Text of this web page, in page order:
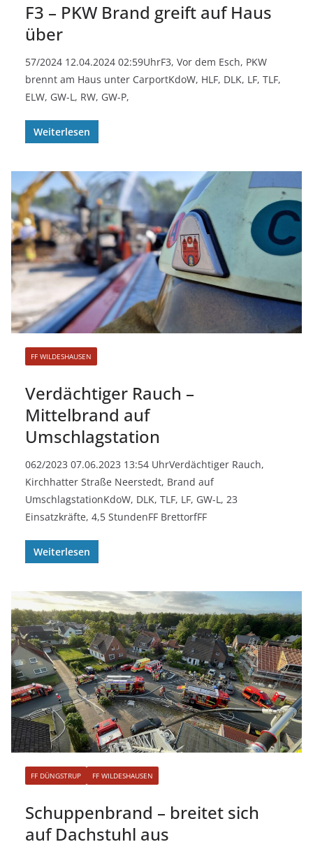
F3 – PKW Brand greift auf Haus
über
57/2024 12.04.2024 02:59UhrF3, Vor dem Esch, PKW
brennt am Haus unter CarportKdoW, HLF, DLK, LF, TLF,
ELW, GW-L, RW, GW-P,
Weiterlesen
FF WILDESHAUSEN
Verdächtiger Rauch –
Mittelbrand auf
Umschlagstation
062/2023 07.06.2023 13:54 UhrVerdächtiger Rauch,
Kirchhatter Straße Neerstedt, Brand auf
UmschlagstationKdoW, DLK, TLF, LF, GW-L, 23
Einsatzkräfte, 4,5 StundenFF BrettorfFF
Weiterlesen
FF DÜNGSTRUP FF WILDESHAUSEN
Schuppenbrand – breitet sich
auf Dachstuhl aus